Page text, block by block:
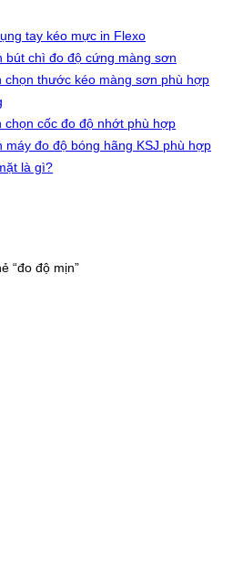
tay kéo mực in Flexo
bút chì đo độ cứng màng sơn
chọn thước kéo màng sơn phù hợp
chọn cốc đo độ nhớt phù hợp
máy đo độ bóng hãng KSJ phù hợp
là gì?
“đo độ mịn”